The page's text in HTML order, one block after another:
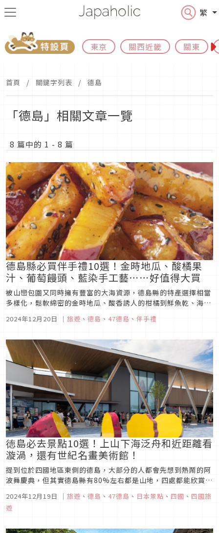
繁
東京 關西近畿 關東
首頁 關鍵字列表 德島
「德島」相關文章一覽
8 篇中的 1 - 8 篇
德島縣必買伴手禮10選！金時地瓜、酸橘果
汁、葡萄饅頭、藍染手工藝⋯⋯好值得大買
被山巒包圍又同時擁有豐富的大海資源，德島縣的特產選擇相當
多樣化，鬆軟綿密的金時地瓜、酸香誘人的柑橘到鮮魚乾、海苔
2024年12月20日 ｜ 旅遊 、 德島 、 47德島 、 伴手禮
徳島必去景點10選！上山下海泛舟和近距離看
漩渦，還有世紀名畫美術館！
提到位於四國地區東側的德島，大部分的人都會先想到熱鬧的阿
波舞慶典，但其實德島縣有80%左右都是山地，四處都能欣賞美
眷顧的美麗城市呢！
2024年12月19日 ｜ 旅遊 、 德島 、 47德島 、 日本景點 、 四國 、 四國旅
遊